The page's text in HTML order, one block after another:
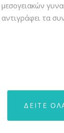
μεσογειακών
αντιγράφει τα
ΔΕΙΤΕ